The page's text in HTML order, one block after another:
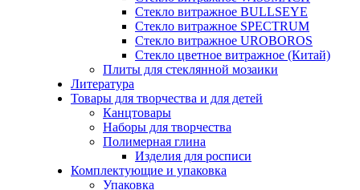
Стекло витражное BULLSEYE
Стекло витражное SPECTRUM
Стекло витражное UROBOROS
Стекло цветное витражное (Китай)
Плиты для стеклянной мозаики
Литература
Товары для творчества и для детей
Канцтовары
Наборы для творчества
Полимерная глина
Изделия для росписи
Комплектующие и упаковка
Упаковка